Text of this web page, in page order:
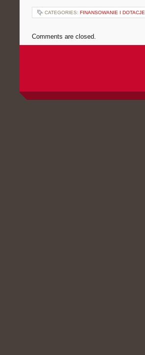
CATEGORIES: FINANSOWANIE I DOTACJE
Comments are closed.